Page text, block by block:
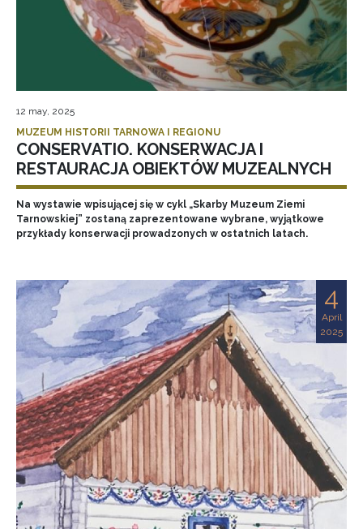
12 may, 2025
MUZEUM HISTORII TARNOWA I REGIONU
CONSERVATIO. KONSERWACJA I
RESTAURACJA OBIEKTÓW MUZEALNYCH
Na wystawie wpisującej się w cykl „Skarby Muzeum Ziemi
Tarnowskiej” zostaną zaprezentowane wybrane, wyjątkowe
przykłady konserwacji prowadzonych w ostatnich latach.
4
April
2025